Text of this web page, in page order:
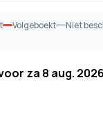
Volgeboekt
Niet
za 8 aug. 2026